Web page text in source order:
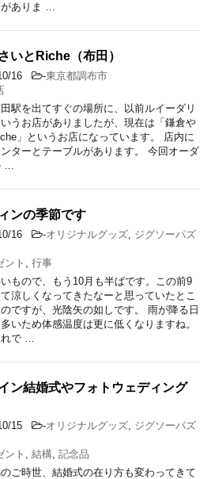
がありま …
いとRiche（布田）
16 -東京都調布市
駅を出てすぐの場所に、以前ルイーダリ
うお店がありましたが、現在は「鎌倉や
」というお店になっています。 店内に
ターとテーブルがあります。 今回オーダ
…
ンの季節です
16 -オリジナルグッズ, ジグソーパズ
ント , 行事
もので、もう10月も半ばです。この前9
涼しくなってきたなーと思っていたとこ
ですが、光陰矢の如しです。 雨が降る日
いため体感温度は更に低くなりますね。
れで …
ン結婚式やフォトウェディング
15 -オリジナルグッズ, ジグソーパズ
ント , 結構, 記念品
ご時世、結婚式の在り方も変わってきて